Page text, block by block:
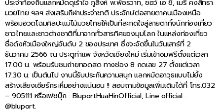
ประจำท้องถิ่นแลกหมัดดุเร้าใจ ภูสิงห์ พ.พัชรวาท, ซอว์ เอ ซี, เมรี คงสิทธา
มวยไทย ฯลฯ ส่งเสริมกีฬาประจำชาติ ประจักษ์ต่อสายตาคนเมืองเหนือ
พร้อมอวดโฉมศิลปะแม่ไม้มวยไทยให้เป็นที่สะกดใจสู่สายตาทั้งนักท่องเที่ยว
ชาวไทยและชาวต่างชาติที่มาจากทั่วสารทิศของมุมโลก ในแหล่งท่องเที่ยว
ชื่อดังหัวเมืองใหญ่อันดับ 2 ของประเทศ ซึ่งจะจัดขึ้นในวันเสาร์ที่ 2
ธันวาคม 2566 ณ ประตูท่าแพ จังหวัดเชียงใหม่ เริ่มเข้าชมฟรีตั้งแต่เวลา
17.00 น. พร้อมรับชมถ่ายทอดสด ทางช่อง 8 กดเลข 27 ตั้งแต่เวลา
17.30 น. เป็นต้นไป งานนี้รับประกันความสนุก แลกหมัดอาวุธแบบไม่ยั้ง
สร้างเสียงเชียร์กระหึ่มอย่างแน่นอน !! สอบถามข้อมูลเพิ่มเติมได้ที่ โทร.032
– 905111 หรือเฟซบุ๊ก : BluportHuaHinOfficial, Line official :
@bluport.